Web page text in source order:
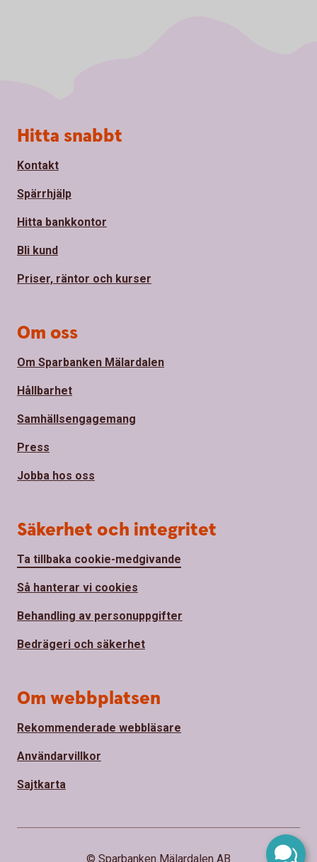
Sidfot
Hitta snabbt
Kontakt
Spärrhjälp
Hitta bankkontor
Bli kund
Priser, räntor och kurser
Om oss
Om Sparbanken Mälardalen
Hållbarhet
Samhällsengagemang
Press
Jobba hos oss
Säkerhet och integritet
Ta tillbaka cookie-medgivande
Så hanterar vi cookies
Behandling av personuppgifter
Bedrägeri och säkerhet
Om webbplatsen
Rekommenderade webbläsare
Användarvillkor
Sajtkarta
© Sparbanken Mälardalen AB